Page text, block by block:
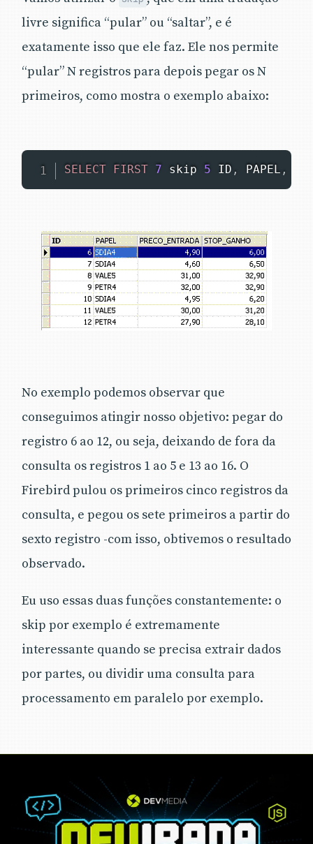
livre significa “pular” ou “saltar”, e é
exatamente isso que ele faz. Ele nos permite
“pular” N registros para depois pegar os N
primeiros, como mostra o exemplo abaixo:
SELECT FIRST 7 skip 5 ID , PAPEL ,
No exemplo podemos observar que
conseguimos atingir nosso objetivo: pegar do
registro 6 ao 12, ou seja, deixando de fora da
consulta os registros 1 ao 5 e 13 ao 16. O
Firebird pulou os primeiros cinco registros da
consulta, e pegou os sete primeiros a partir do
sexto registro -com isso, obtivemos o resultado
observado.
Eu uso essas duas funções constantemente: o
skip por exemplo é extremamente
interessante quando se precisa extrair dados
por partes, ou dividir uma consulta para
processamento em paralelo por exemplo.